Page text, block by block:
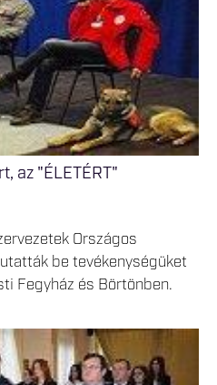
az "ÉLETÉRT"
Országos
be tevékenységüket
Fegyház és Börtönben.